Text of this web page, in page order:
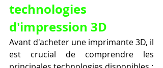
technologies
d'impression 3D
Avant d'acheter une imprimante 3D, il
est crucial de comprendre les